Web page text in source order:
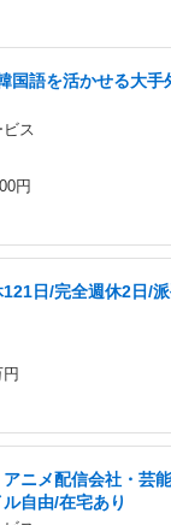
国語を活かせる大手
ス
円
日/完全週休2日/
ニメ配信会社・芸
自由/在宅あり